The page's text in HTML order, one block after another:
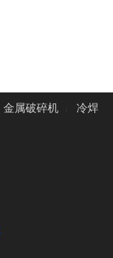
金属破碎机
冷焊